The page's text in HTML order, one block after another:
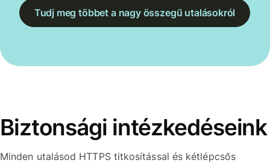
Tudj meg többet a nagy összegű utalásokról
Biztonsági intézkedéseink
Minden utalásod HTTPS titkosítással és kétlépcsős